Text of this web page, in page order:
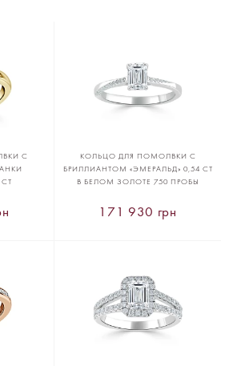
С
КОЛЬЦО ДЛЯ ПОМОЛВКИ С
БРИЛЛИАНТОМ «ЭМЕРАЛЬД» 0,54 CT
В БЕЛОМ ЗОЛОТЕ 750 ПРОБЫ
171 930 грн